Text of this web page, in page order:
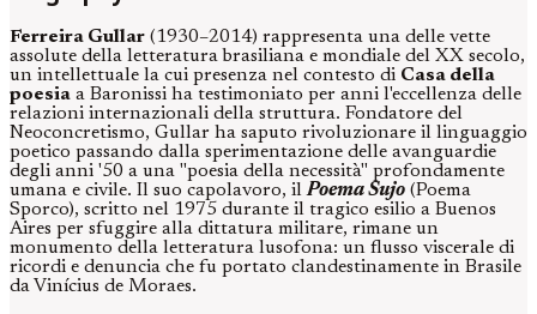
Ferreira Gullar (1930–2014) rappresenta una delle vette
assolute della letteratura brasiliana e mondiale del XX secolo,
un intellettuale la cui presenza nel contesto di Casa della
poesia a Baronissi ha testimoniato per anni l'eccellenza delle
relazioni internazionali della struttura. Fondatore del
Neoconcretismo, Gullar ha saputo rivoluzionare il linguaggio
poetico passando dalla sperimentazione delle avanguardie
degli anni '50 a una "poesia della necessità" profondamente
umana e civile. Il suo capolavoro, ilPoema Sujo (Poema
Sporco), scritto nel 1975 durante il tragico esilio a Buenos
Aires per sfuggire alla dittatura militare, rimane un
monumento della letteratura lusofona: un flusso viscerale di
ricordi e denuncia che fu portato clandestinamente in Brasile
da Vinícius de Moraes.